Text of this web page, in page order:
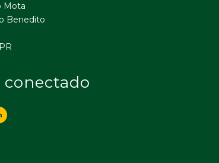
Mota
Benedito
conectado